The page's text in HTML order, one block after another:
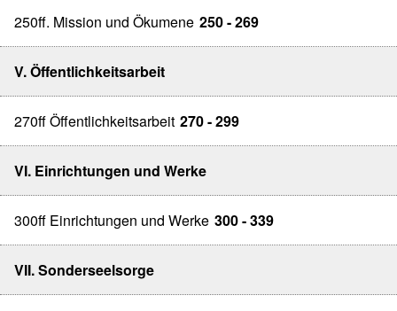
250ff. Mission und Ökumene 250 - 269
V. Öffentlichkeitsarbeit
270ff Öffentlichkeitsarbeit 270 - 299
VI. Einrichtungen und Werke
300ff Einrichtungen und Werke 300 - 339
VII. Sonderseelsorge